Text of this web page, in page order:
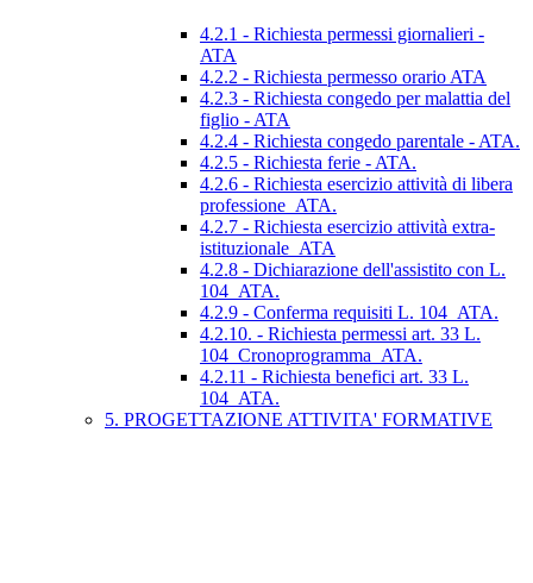
4.2.1 - Richiesta permessi giornalieri -
ATA
4.2.2 - Richiesta permesso orario ATA
4.2.3 - Richiesta congedo per malattia del
figlio - ATA
4.2.4 - Richiesta congedo parentale - ATA.
4.2.5 - Richiesta ferie - ATA.
4.2.6 - Richiesta esercizio attività di libera
professione_ATA.
4.2.7 - Richiesta esercizio attività extra-
istituzionale_ATA
4.2.8 - Dichiarazione dell'assistito con L.
104_ATA.
4.2.9 - Conferma requisiti L. 104_ATA.
4.2.10. - Richiesta permessi art. 33 L.
104_Cronoprogramma_ATA.
4.2.11 - Richiesta benefici art. 33 L.
104_ATA.
5. PROGETTAZIONE ATTIVITA' FORMATIVE